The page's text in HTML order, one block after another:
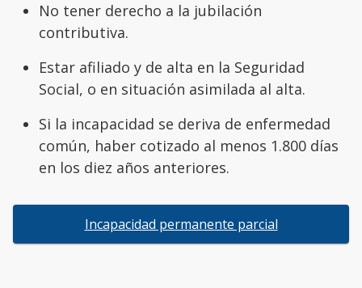
No tener derecho a la jubilación
contributiva.
Estar afiliado y de alta en la Seguridad
Social, o en situación asimilada al alta.
Si la incapacidad se deriva de enfermedad
común, haber cotizado al menos 1.800 días
en los diez años anteriores.
Incapacidad permanente parcial